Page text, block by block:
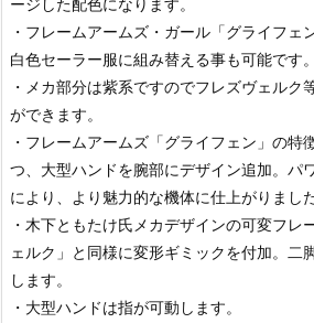
ージした配色になります。
・フレームアームズ・ガール「グライフェ
白色セーラー服に組み替える事も可能です。
・メカ部分は紫系ですのでフレズヴェルク
ができます。
・フレームアームズ「グライフェン」の特
つ、大型ハンドを腕部にデザイン追加。パ
により、より魅力的な機体に仕上がりました
・木下ともたけ氏メカデザインの可変フレ
ェルク」と同様に変形ギミックを付加。二
します。
・大型ハンドは指が可動します。